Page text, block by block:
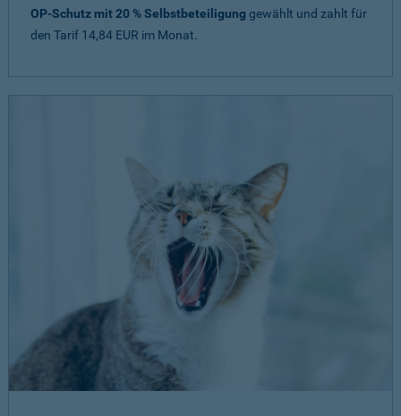
OP-Schutz mit 20 % Selbstbeteiligung gewählt und zahlt für
den Tarif 14,84 EUR im Monat.